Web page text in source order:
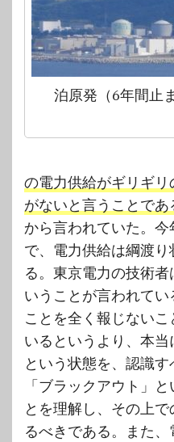
泊原発（6年間止
の電力供給がギリギ
がないと言うことであ
から言われていた。
で、電力供給は綱渡
る。東京電力の技術
いうことが言われて
ことを全く報じない
いるというより、本
という状態を、認識す
「ブラックアウト」
とを理解し、その上
るべきである。また